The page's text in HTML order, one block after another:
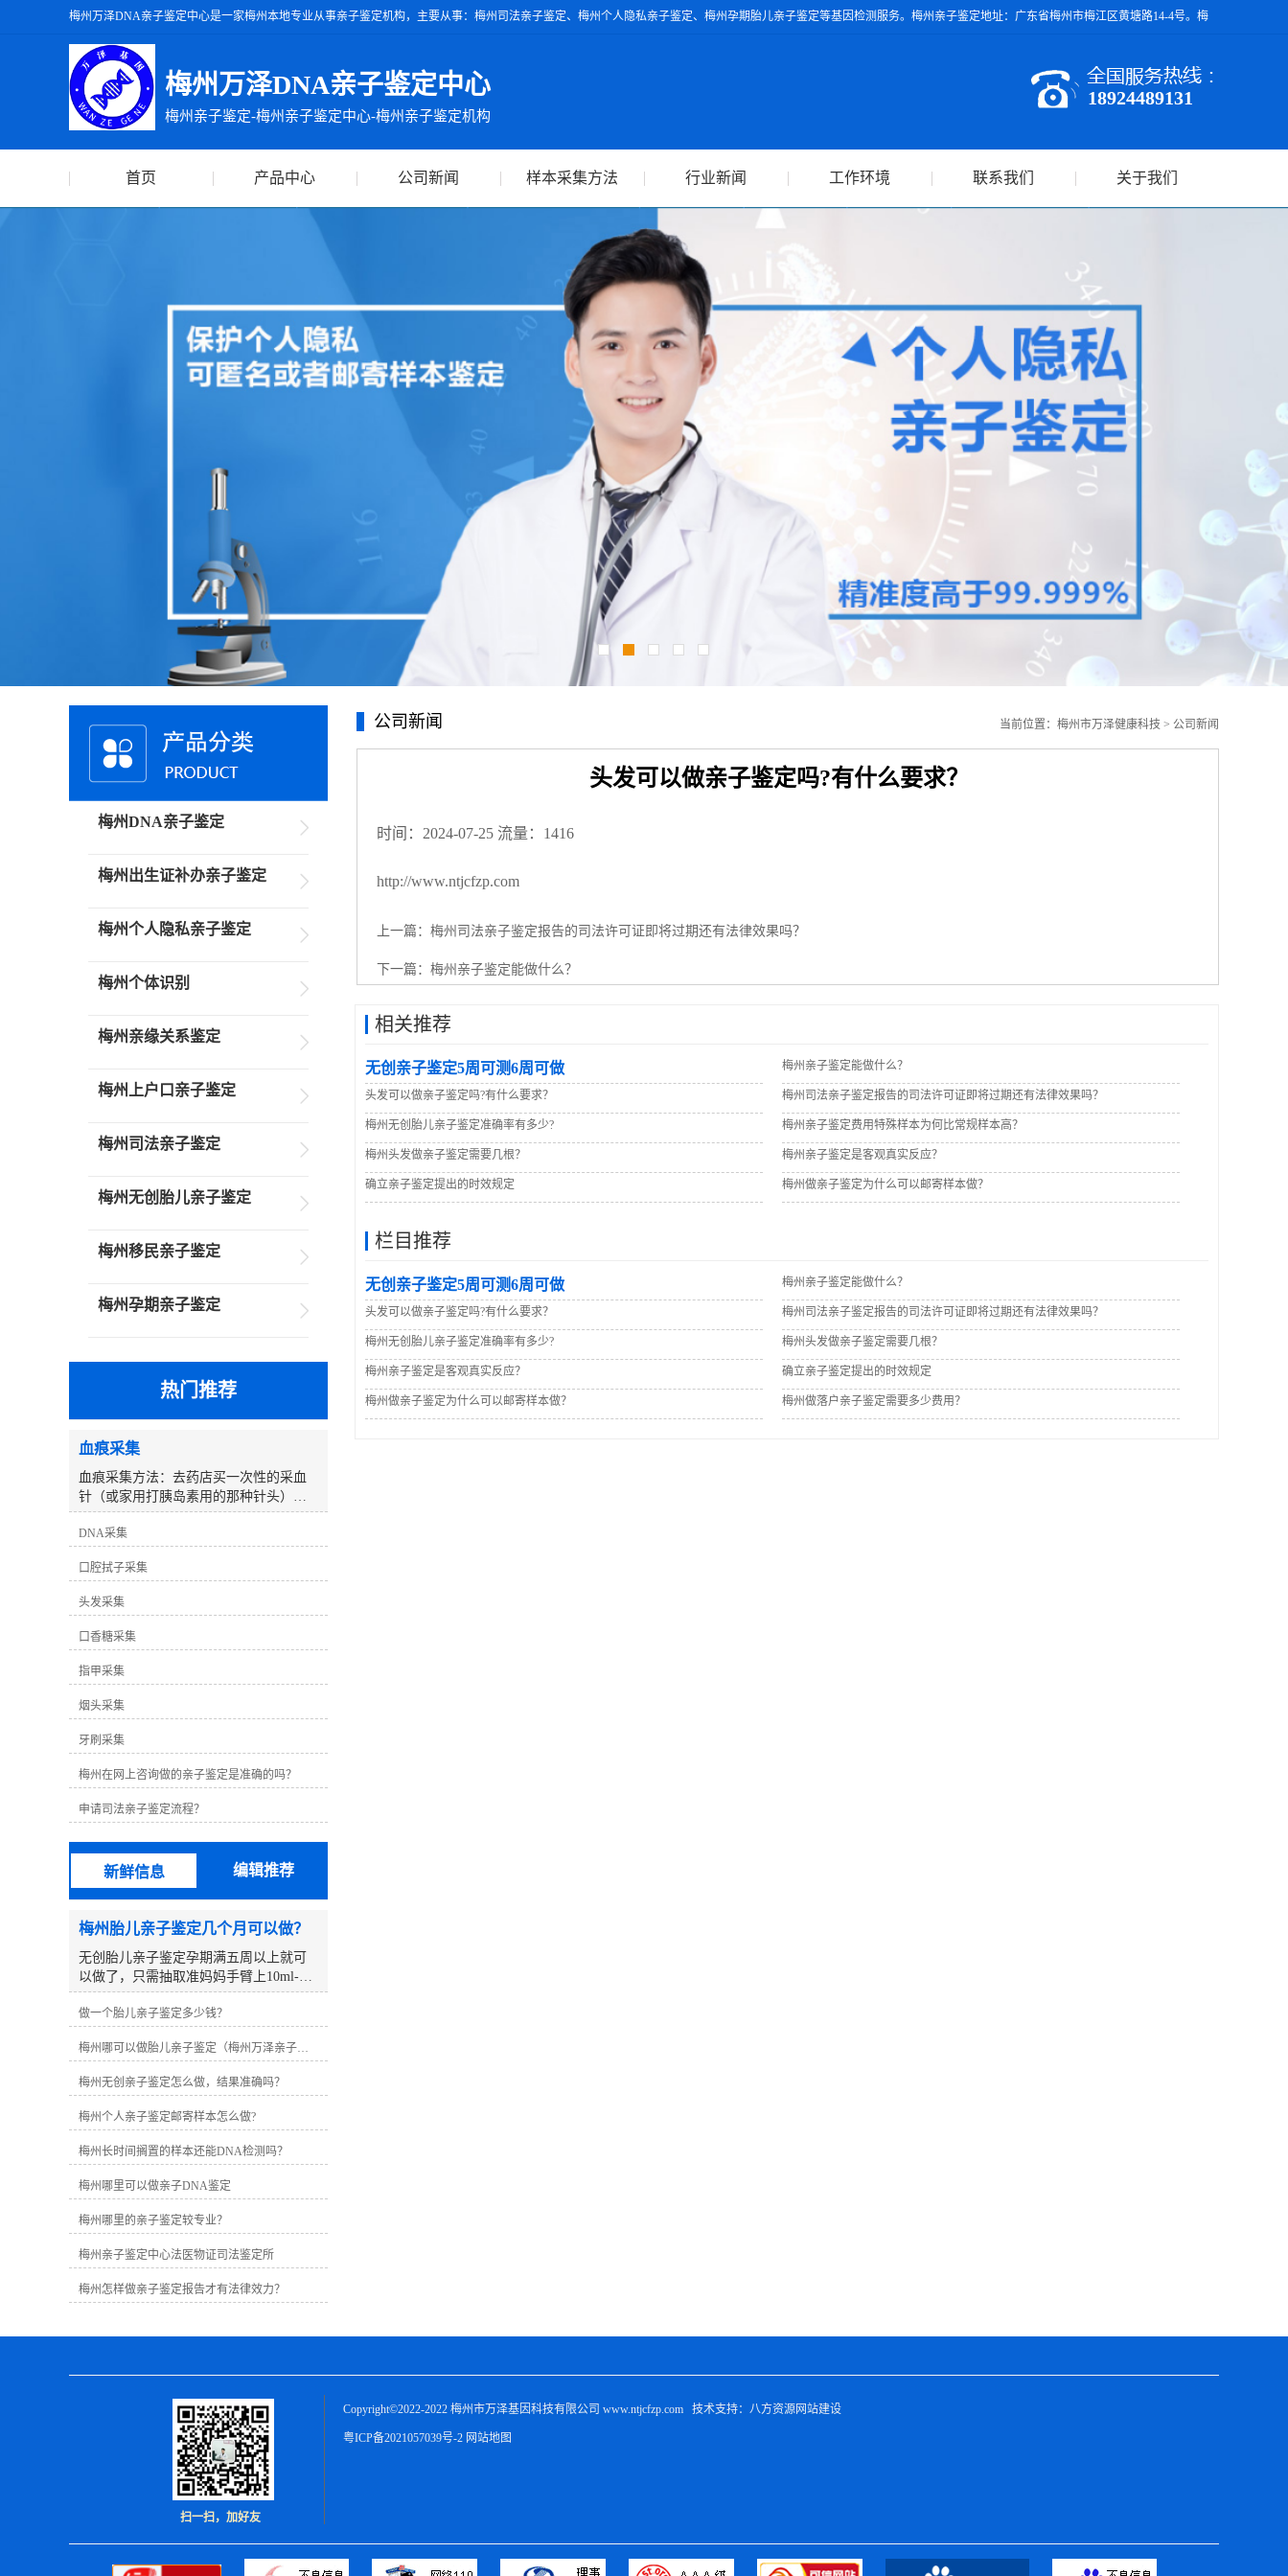
梅州万泽DNA亲子鉴定中心是一家梅州本地专业从事亲子鉴定机构，主要从事：梅州司法亲子鉴定、梅州个人隐私亲子鉴定、梅州孕期胎儿亲子鉴定等基因检测服务。梅州亲子鉴定地址：广东省梅州市梅江区黄塘路14-4号。梅
州万泽DNA亲子鉴定中心出具的亲子鉴定报告准确率达99.99%，出具的亲子鉴定报告可作为独立司法鉴定依据，全球通用。
梅州万泽DNA亲子鉴定中心
梅州亲子鉴定-梅州亲子鉴定中心-梅州亲子鉴定机构
18924489131
首页 产品中心 公司新闻 样本采集方法 行业新闻 工作环境 联系我们 关于我们
公司新闻 当前位置： 梅州市万泽健康科技 > 公司新闻
头发可以做亲子鉴定吗?有什么要求？
时间：2024-07-25 流量：1416
http://www.ntjcfzp.com
上一篇： 梅州司法亲子鉴定报告的司法许可证即将过期还有法律效果吗？
下一篇： 梅州亲子鉴定能做什么？
相关推荐
无创亲子鉴定5周可测6周可做 梅州亲子鉴定能做什么？
头发可以做亲子鉴定吗?有什么要求？ 梅州司法亲子鉴定报告的司法许可证即将过期还有法律效果吗？
梅州无创胎儿亲子鉴定准确率有多少? 梅州亲子鉴定费用特殊样本为何比常规样本高？
梅州头发做亲子鉴定需要几根？ 梅州亲子鉴定是客观真实反应？
确立亲子鉴定提出的时效规定 梅州做亲子鉴定为什么可以邮寄样本做？
栏目推荐
无创亲子鉴定5周可测6周可做 梅州亲子鉴定能做什么？
头发可以做亲子鉴定吗?有什么要求？ 梅州司法亲子鉴定报告的司法许可证即将过期还有法律效果吗？
梅州无创胎儿亲子鉴定准确率有多少? 梅州头发做亲子鉴定需要几根？
梅州亲子鉴定是客观真实反应？ 确立亲子鉴定提出的时效规定
梅州做亲子鉴定为什么可以邮寄样本做？ 梅州做落户亲子鉴定需要多少费用？
梅州DNA亲子鉴定
梅州出生证补办亲子鉴定
梅州个人隐私亲子鉴定
梅州个体识别
梅州亲缘关系鉴定
梅州上户口亲子鉴定
梅州司法亲子鉴定
梅州无创胎儿亲子鉴定
梅州移民亲子鉴定
梅州孕期亲子鉴定
热门推荐
血痕采集
血痕采集方法：去药店买一次性的采血
针（或家用打胰岛素用的那种针头），
用采血针刺皮肤表面（孩子小可以采集
足跟部的血迹）准备棉签（棉签不可以
下，取2－3个棉签黄豆大小的血痕沾在
棉签上，让它自然阴干，先用干净的纸
巾包起来，然后装入纸质的信封袋中
（切记不能放塑料袋中密封），作好标
记后尽快送到或邮寄过来我们处理即
可。注意将不同的样本单独放置在不同
的纸制信封中，信封上标记清楚采集日
期、样本身份（如：父亲、孩子等）。
DNA采集
口腔拭子采集
头发采集
口香糖采集
指甲采集
烟头采集
牙刷采集
梅州在网上咨询做的亲子鉴定是准确的吗？
申请司法亲子鉴定流程？
新鲜信息 编辑推荐
梅州胎儿亲子鉴定几个月可以做？
无创胎儿亲子鉴定孕期满五周以上就可
以做了，只需抽取准妈妈手臂上10ml-
12ml静脉血作为胎儿样本，对胎儿没有
任何影响和伤害，是非常安全的，孕妈
咨询中心2018年开设至今，在梅州帮助
上万人解决亲子鉴定疑惑，是一家本地
化亲子鉴定咨询点，咨询范围有：无创
胎儿亲子鉴定，旁系亲缘鉴定、DNA身
份证等咨询。1、胎儿样本。羊水亲子鉴
定需要提供胎儿羊水样本，绒毛亲子鉴
定需要进行穿刺手术提供胎儿绒毛样
本，无创胎儿亲子鉴定需要提供孕妇手
是含有足量DNA信息的样本都可以，比
如血液、精液、指甲、毛发等。
做一个胎儿亲子鉴定多少钱？
梅州哪可以做胎儿亲子鉴定（梅州万泽亲子鉴定中心）
梅州无创亲子鉴定怎么做，结果准确吗？
梅州个人亲子鉴定邮寄样本怎么做?
梅州长时间搁置的样本还能DNA检测吗？
梅州哪里可以做亲子DNA鉴定
梅州哪里的亲子鉴定较专业？
梅州亲子鉴定中心法医物证司法鉴定所
梅州怎样做亲子鉴定报告才有法律效力？
扫一扫，加好友
Copyright©2022-2022 梅州市万泽基因科技有限公司 www.ntjcfzp.com   技术支持：八方资源网站建设
粤ICP备2021057039号-2 网站地图